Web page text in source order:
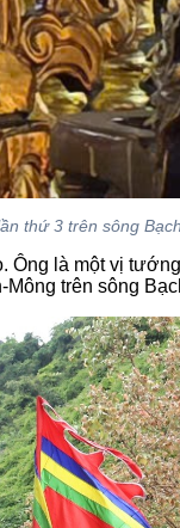
thứ 3 trên sông
là một vị
trên sông